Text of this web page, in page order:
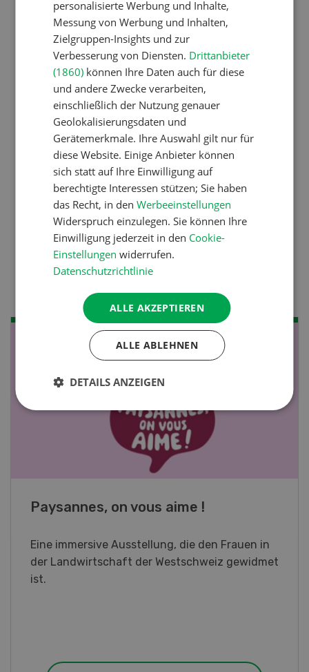
von A-Z
Pflanzenbau
Erst das Ziel, dann die
Zwischenfrucht
Betriebsführung
Kein Dauergarten ohne
Bewilligung
Pflanzenbau
Raufutter aus dem Sack
-
JAN
Fachkurs Aquakultur
Sind Sie in der Fischzucht tätig oder
interessieren Sie sich für das Thema? In
diesem Fall ist unser FBA-Weiterbildungskurs
personalisierte Werbung und Inhalte,
Messung von Werbung und Inhalten,
Zielgruppen-Insights und zur
Verbesserung von Diensten. Drittanbieter
(1860) können Ihre Daten auch für diese
und andere Zwecke verarbeiten,
einschließlich der Nutzung genauer
Geolokalisierungsdaten und
Gerätemerkmale. Ihre Auswahl gilt nur für
diese Website. Einige Anbieter können
sich statt auf Ihre Einwilligung auf
berechtigte Interessen stützen; Sie haben
das Recht, in denWerbeeinstellungen
Widerspruch einzulegen. Sie können Ihre
Einwilligung jederzeit in den Cookie-
Einstellungen widerrufen.
Datenschutzrichtlinie
ALLE AKZEPTIEREN
ALLE ABLEHNEN
DETAILS ANZEIGEN